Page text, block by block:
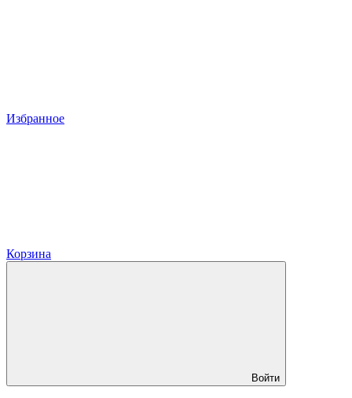
Избранное
Корзина
Войти